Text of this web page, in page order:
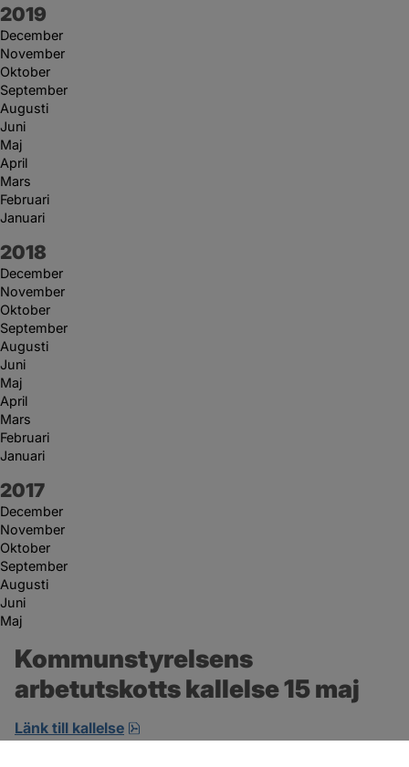
År:
2019
December
November
Oktober
September
Augusti
Juni
Maj
April
Mars
Februari
Januari
År:
2018
December
November
Oktober
September
Augusti
Juni
Maj
April
Mars
Februari
Januari
År:
2017
December
November
Oktober
September
Augusti
Juni
Maj
Kommunstyrelsens
arbetutskotts kallelse 15 maj
Länk till kallelse